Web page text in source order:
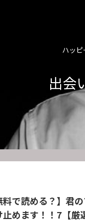
ハッピ
出会
料で読める？】君
止めます！！7【厳